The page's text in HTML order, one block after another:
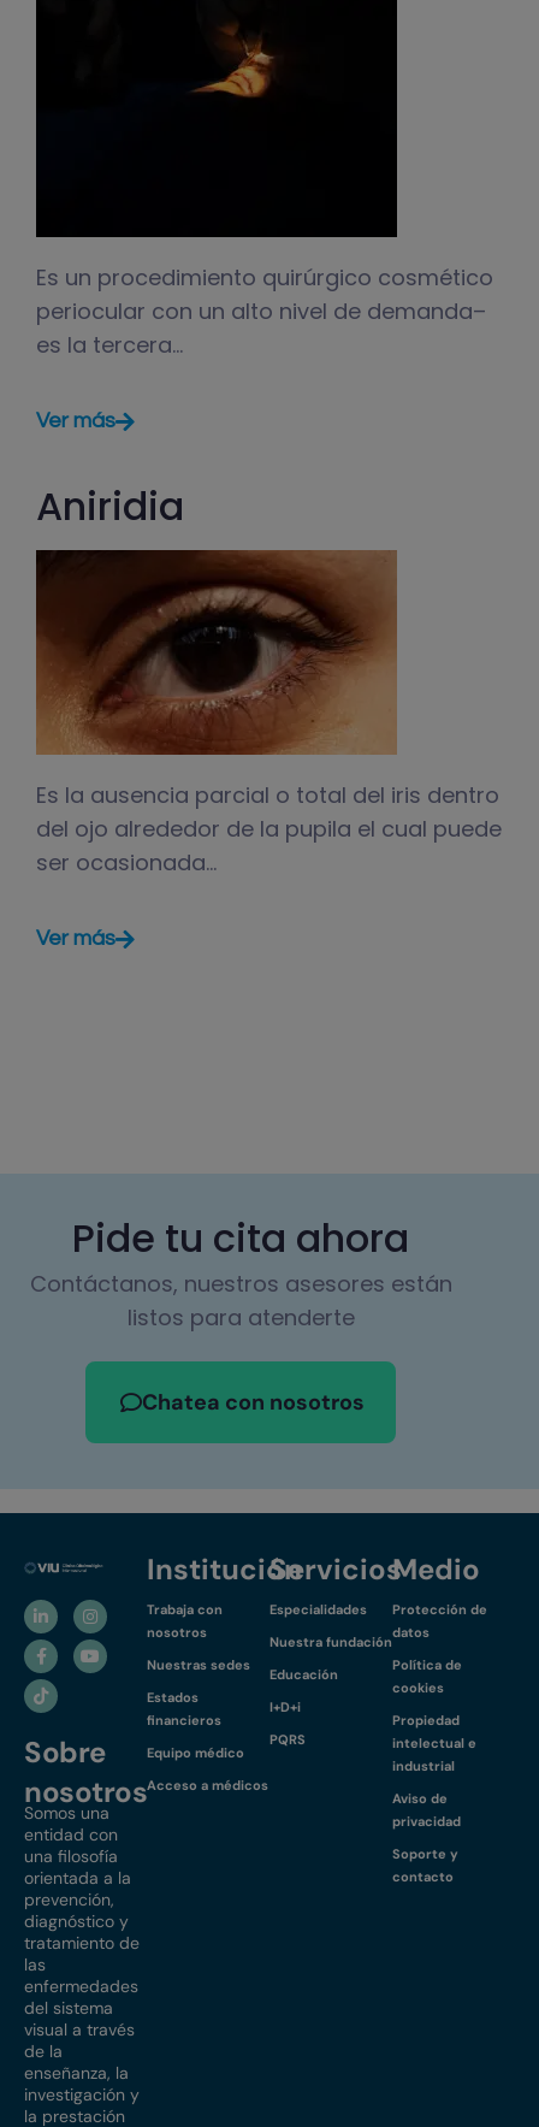
Es un procedimiento quirúrgico cosmético
periocular con un alto nivel de demanda–
es la tercera…
Ver más
Aniridia
Es la ausencia parcial o total del iris dentro
del ojo alrededor de la pupila el cual puede
ser ocasionada…
Ver más
Pide tu cita ahora
Contáctanos, nuestros asesores están
listos para atenderte
Chatea con nosotros
Sobre
nosotros
Somos una
entidad con
una filosofía
orientada a la
prevención,
diagnóstico y
tratamiento de
las
enfermedades
del sistema
visual a través
de la
enseñanza, la
investigación y
la prestación
Institución
Trabaja con
nosotros
Nuestras sedes
Estados
financieros
Equipo médico
Acceso a médicos
Servicios
Especialidades
Nuestra fundación
Educación
I+D+i
PQRS
Medio
Protección de
datos
Política de
cookies
Propiedad
intelectual e
industrial
Aviso de
privacidad
Soporte y
contacto